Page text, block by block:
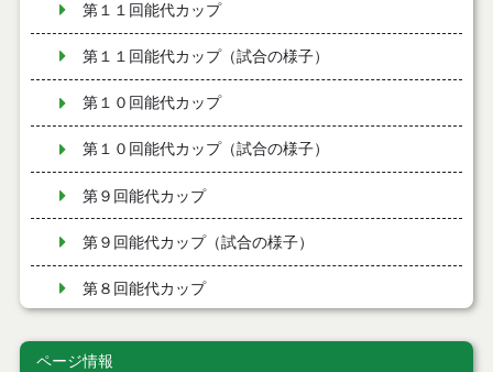
第１１回能代カップ
第１１回能代カップ（試合の様子）
第１０回能代カップ
第１０回能代カップ（試合の様子）
第９回能代カップ
第９回能代カップ（試合の様子）
第８回能代カップ
ページ情報